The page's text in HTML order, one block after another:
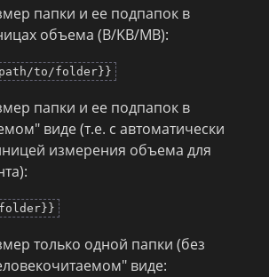
папки и ее подпапок в
объема (B/KB/MB):
to/folder}}
папки и ее подпапок в
виде (т.е. с автоматически
измерения объема для
только одной папки (без
виде: